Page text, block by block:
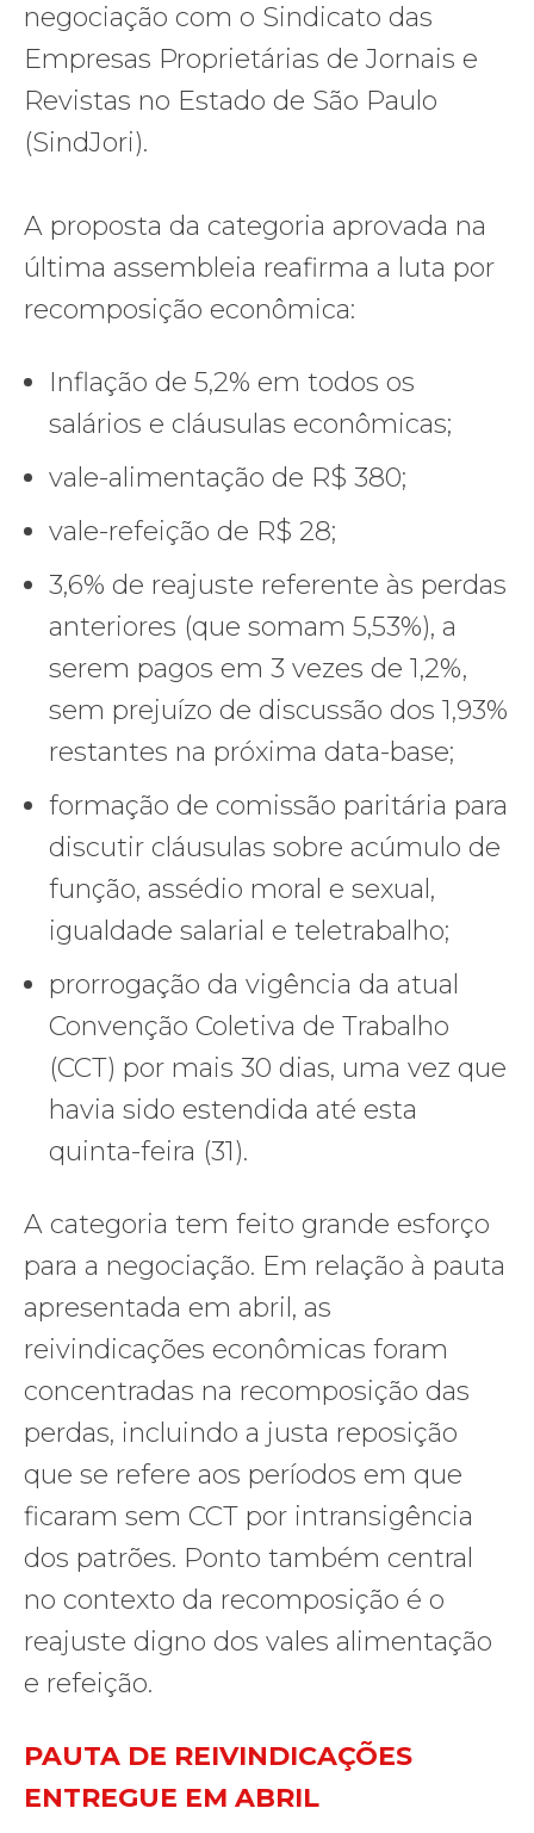
negociação com o Sindicato das
Empresas Proprietárias de Jornais e
Revistas no Estado de São Paulo
(SindJori).
A proposta da categoria aprovada na
última assembleia reafirma a luta por
recomposição econômica:
Inflação de 5,2% em todos os
salários e cláusulas econômicas;
vale-alimentação de R$ 380;
vale-refeição de R$ 28;
3,6% de reajuste referente às perdas
anteriores (que somam 5,53%), a
serem pagos em 3 vezes de 1,2%,
sem prejuízo de discussão dos 1,93%
restantes na próxima data-base;
formação de comissão paritária para
discutir cláusulas sobre acúmulo de
função, assédio moral e sexual,
igualdade salarial e teletrabalho;
prorrogação da vigência da atual
Convenção Coletiva de Trabalho
(CCT) por mais 30 dias, uma vez que
havia sido estendida até esta
quinta-feira (31).
A categoria tem feito grande esforço
para a negociação. Em relação à pauta
apresentada em abril, as
reivindicações econômicas foram
concentradas na recomposição das
perdas, incluindo a justa reposição
que se refere aos períodos em que
ficaram sem CCT por intransigência
dos patrões. Ponto também central
no contexto da recomposição é o
reajuste digno dos vales alimentação
e refeição.
PAUTA DE REIVINDICAÇÕES
ENTREGUE EM ABRIL